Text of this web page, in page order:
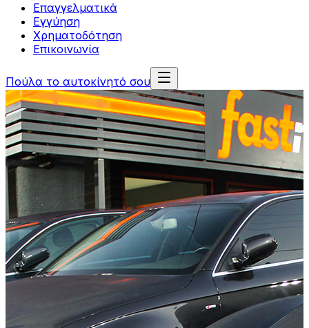
Επαγγελματικά
Εγγύηση
Χρηματοδότηση
Επικοινωνία
Πούλα το αυτοκίνητό σου